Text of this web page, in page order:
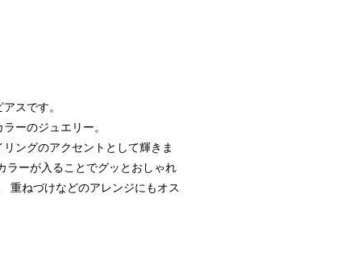
スです。
ーのジュエリー。
ングのアクセントとして輝きま
ラーが入ることでグッとおしゃれ
重ねづけなどのアレンジにもオス